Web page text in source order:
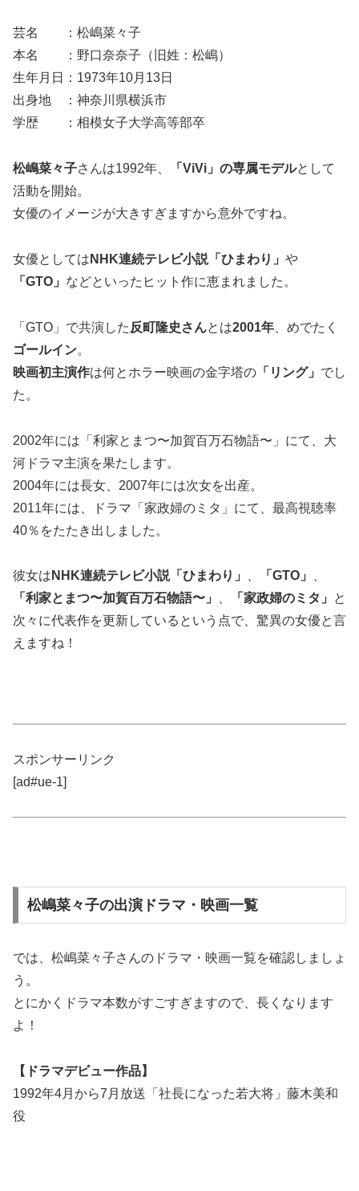
芸名 ：松嶋菜々子
本名 ：野口奈奈子（旧姓：松嶋）
生年月日：1973年10月13日
出身地 ：神奈川県横浜市
学歴 ：相模女子大学高等部卒
松嶋菜々子さんは1992年、 「ViVi」の専属モデルとして
活動を開始。
女優のイメージが大きすぎますから意外ですね。
女優としては NHK連続テレビ小説「ひまわり」 や
「GTO」 などといったヒット作に恵まれました。
「GTO」で共演した 反町隆史さんとは2001年 、めでたく
ゴールイン。
映画初主演作は何とホラー映画の金字塔の 「リング」 でし
た。
2002年には「利家とまつ〜加賀百万石物語〜」にて、大
河ドラマ主演を果たします。
2004年には長女、2007年には次女を出産。
2011年には、ドラマ「家政婦のミタ」にて、最高視聴率
40％をたたき出しました。
彼女は NHK連続テレビ小説「ひまわり」 、 「GTO」
、
「利家とまつ〜加賀百万石物語〜」
、 「家政婦のミタ」
と
次々に代表作を更新しているという点で、驚異の女優と言
えますね！
スポンサーリンク
[ad#ue-1]
松嶋菜々子の出演ドラマ・映画一覧
では、松嶋菜々子さんのドラマ・映画一覧を確認しましょ
う。
とにかくドラマ本数がすごすぎますので、長くなります
よ！
【ドラマデビュー作品】
1992年4月から7月放送「社長になった若大将」藤木美和
役